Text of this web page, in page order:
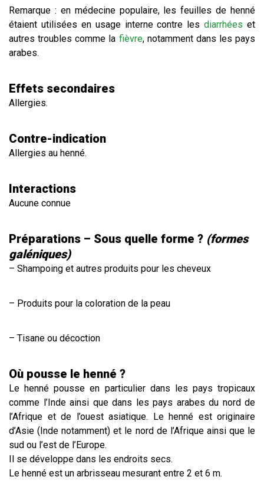
Remarque : en médecine populaire, les feuilles de henné
étaient utilisées en usage interne contre lesdiarrhées et
autres troubles comme la fièvre, notamment dans les pays
arabes.
Effets secondaires
Allergies.
Contre-indication
Allergies au henné.
Interactions
Aucune connue
Préparations – Sous quelle forme ? (formes
galéniques)
– Shampoing et autres produits pour les cheveux
– Produits pour la coloration de la peau
– Tisane ou décoction
Où pousse le henné ?
Le henné pousse en particulier dans les pays tropicaux
comme l’Inde ainsi que dans les pays arabes du nord de
l’Afrique et de l’ouest asiatique. Le henné est originaire
d’Asie (Inde notamment) et le nord de l’Afrique ainsi que le
sud ou l’est de l’Europe.
Il se développe dans les endroits secs.
Le henné est un arbrisseau mesurant entre 2 et 6 m.